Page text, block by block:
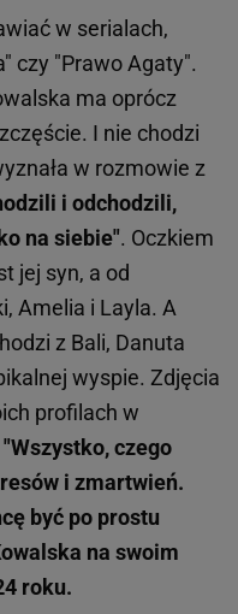
w serialach,
czy "Prawo Agaty".
ma oprócz
I nie chodzi
w rozmowie z
i odchodzili,
na siebie". Oczkiem
jej syn, a od
Amelia i Layla. A
z Bali, Danuta
wyspie. Zdjęcia
profilach w
"Wszystko, czego
i zmartwień.
być po prostu
na swoim
roku.